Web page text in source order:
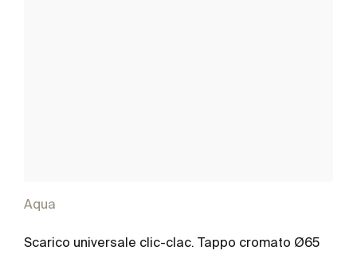
Aqua
Scarico universale clic-clac. Tappo cromato Ø65